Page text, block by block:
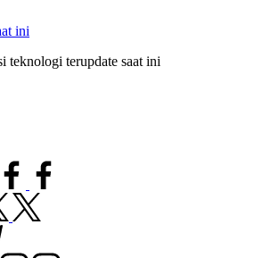
ini
teknologi terupdate saat ini